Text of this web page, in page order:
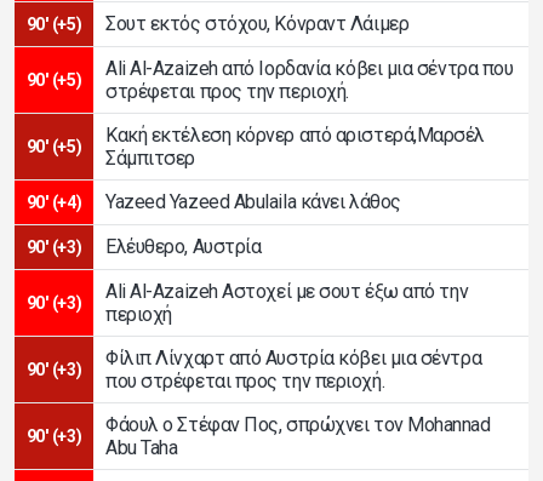
90' (+5) Σουτ εκτός στόχου, Κόνραντ Λάιμερ
90' (+5)
Ali Al-Azaizeh από Ιορδανία κόβει μια σέντρα που
στρέφεται προς την περιοχή.
90' (+5)
Κακή εκτέλεση κόρνερ από αριστερά,Μαρσέλ
Σάμπιτσερ
90' (+4) Yazeed Yazeed Abulaila κάνει λάθος
90' (+3) Ελέυθερο, Αυστρία
90' (+3)
Ali Al-Azaizeh Αστοχεί με σουτ έξω από την
περιοχή
90' (+3)
Φίλιπ Λίνχαρτ από Αυστρία κόβει μια σέντρα
που στρέφεται προς την περιοχή.
90' (+3)
Φάουλ ο Στέφαν Πος, σπρώχνει τον Mohannad
Abu Taha